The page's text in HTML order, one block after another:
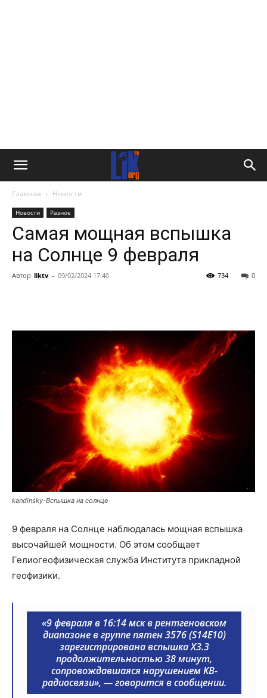
Главная Новости
Новости Разное
Самая мощная вспышка
на Солнце 9 февраля
Автор liktv - 09/02/2024 17:40 0
734
kandinsky-Вспышка на солнце
9 февраля на Солнце наблюдалась мощная вспышка
высочайшей мощности. Об этом сообщает
Гелиогеофизическая служба Института прикладной
геофизики.
«9 февраля в 16:14 мск в рентгеновском
диапазоне в группе пятен 3576 (S14E10)
зарегистрирована вспышка Х3.3
продолжительностью 38 минут,
сопровождавшаяся нарушением КВ-
радиосвязи», — говорится в сообщении.